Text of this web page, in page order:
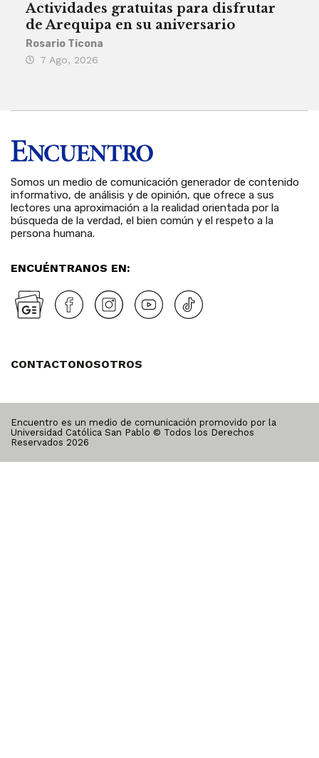
Actividades gratuitas para disfrutar
de Arequipa en su aniversario
Rosario Ticona
7 Ago, 2026
Somos un medio de comunicación generador de contenido
informativo, de análisis y de opinión, que ofrece a sus
lectores una aproximación a la realidad orientada por la
búsqueda de la verdad, el bien común y el respeto a la
persona humana.
ENCUÉNTRANOS EN:
CONTACTONOSOTROS
Encuentro es un medio de comunicación promovido por la
Universidad Católica San Pablo © Todos los Derechos
Reservados 2026